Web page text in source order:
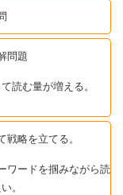
問題
読む量が増える。
戦略を立てる。
ワードを掴みながら読
。